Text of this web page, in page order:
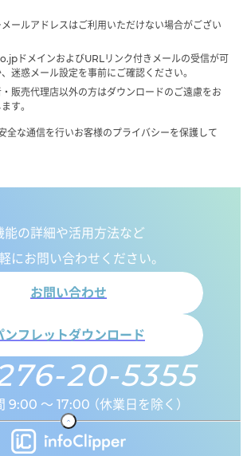
ールアドレスはご利用いただけない場合がござい
ドメインおよびURLリンク付きメールの受信が可
迷惑メール設定を事前にご確認ください。
販売代理店以外の方はダウンロードのご遠慮をお
す。
な通信を行いお客様のプライバシーを保護して
能の詳細や活用方法など
にお問い合わせください。
お問い合わせ
ンフレットダウンロード
20-5355
9:00 ～ 17:00 （休業日を除く）